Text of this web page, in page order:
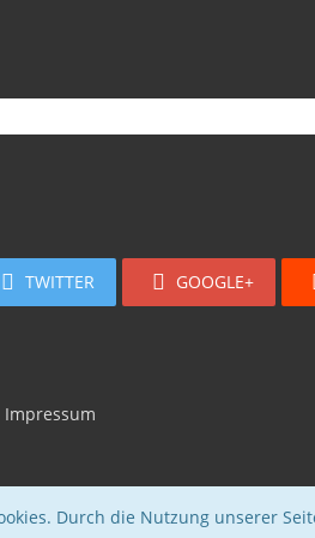
TWITTER GOOGLE+
Impressum
Durch die Nutzung unserer